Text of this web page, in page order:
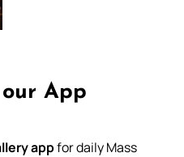
App
appfor daily Mass